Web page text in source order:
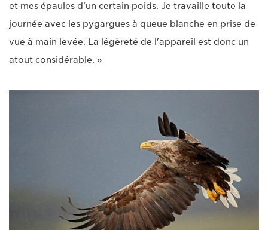
et mes épaules d'un certain poids. Je travaille toute la
journée avec les pygargues à queue blanche en prise de
vue à main levée. La légèreté de l'appareil est donc un
atout considérable. »